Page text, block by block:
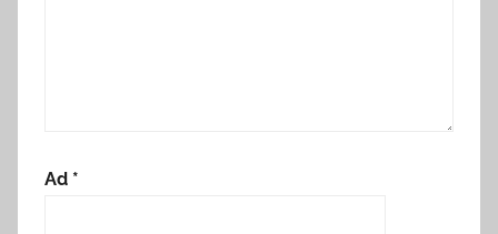
Ad *